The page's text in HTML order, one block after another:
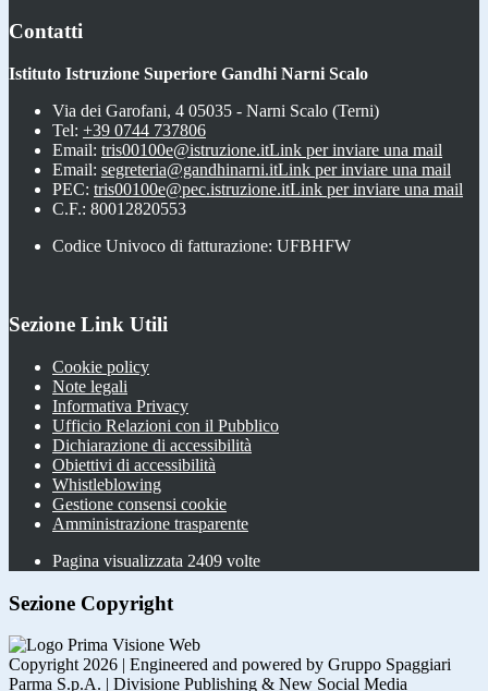
Contatti
Istituto Istruzione Superiore Gandhi Narni Scalo
Via dei Garofani, 4 05035 - Narni Scalo (Terni)
Tel: +39 0744 737806
Email: tris00100e@istruzione.itLink per inviare una mail
Email: segreteria@gandhinarni.itLink per inviare una mail
PEC: tris00100e@pec.istruzione.itLink per inviare una mail
C.F.: 80012820553
Codice Univoco di fatturazione: UFBHFW
Sezione Link Utili
Cookie policy
Note legali
Informativa Privacy
Ufficio Relazioni con il Pubblico
Dichiarazione di accessibilità
Obiettivi di accessibilità
Whistleblowing
Gestione consensi cookie
Amministrazione trasparente
Pagina visualizzata 2409 volte
Sezione Copyright
Copyright 2026 | Engineered and powered by Gruppo Spaggiari
Parma S.p.A. | Divisione Publishing & New Social Media